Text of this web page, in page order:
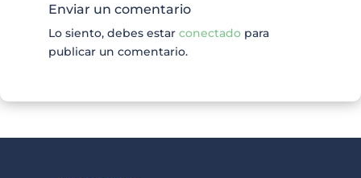
Enviar un comentario
Lo siento, debes estar conectado para
publicar un comentario.